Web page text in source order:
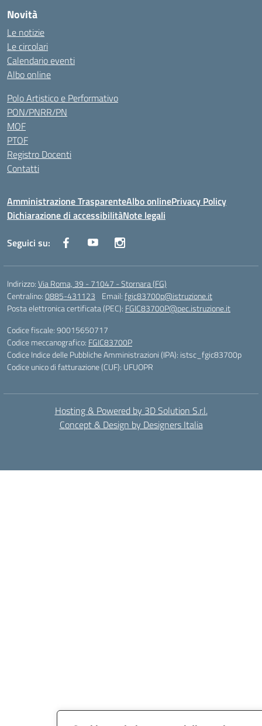
Novità
Le notizie
Le circolari
Calendario eventi
Albo online
Polo Artistico e Performativo
PON/PNRR/PN
MOF
PTOF
Registro Docenti
Contatti
Amministrazione TrasparenteAlbo onlinePrivacy Policy
Dichiarazione di accessibilitàNote legali
Seguici su:
Indirizzo:Via Roma, 39 - 71047 - Stornara (FG)
Centralino:0885-431123 Email:fgic83700p@istruzione.it
Posta elettronica certificata (PEC): FGIC83700P@pec.istruzione.it
Codice fiscale: 90015650717
Codice meccanografico: FGIC83700P
Codice Indice delle Pubbliche Amministrazioni (IPA): istsc_fgic83700p
Codice unico di fatturazione (CUF): UFUOPR
Hosting & Powered by 3D Solution S.r.l.
Concept & Design by Designers Italia